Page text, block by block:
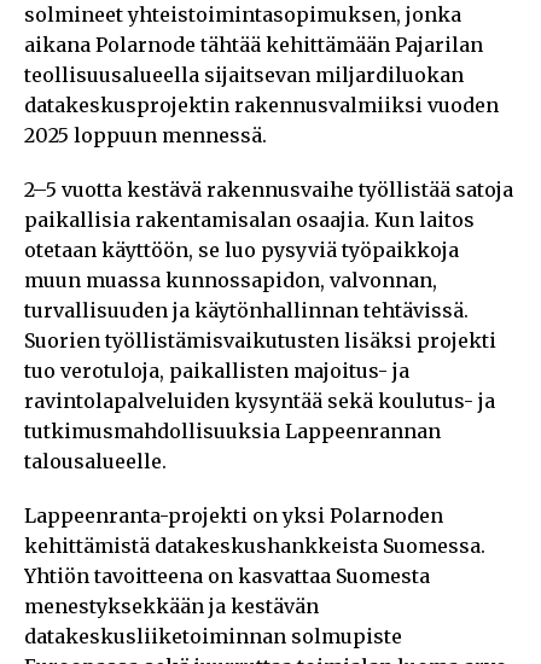
solmineet yhteistoimintasopimuksen, jonka
aikana Polarnode tähtää kehittämään Pajarilan
teollisuusalueella sijaitsevan miljardiluokan
datakeskusprojektin rakennusvalmiiksi vuoden
2025 loppuun mennessä.
2–5 vuotta kestävä rakennusvaihe työllistää satoja
paikallisia rakentamisalan osaajia. Kun laitos
otetaan käyttöön, se luo pysyviä työpaikkoja
muun muassa kunnossapidon, valvonnan,
turvallisuuden ja käytönhallinnan tehtävissä.
Suorien työllistämisvaikutusten lisäksi projekti
tuo verotuloja, paikallisten majoitus- ja
ravintolapalveluiden kysyntää sekä koulutus- ja
tutkimusmahdollisuuksia Lappeenrannan
talousalueelle.
Lappeenranta-projekti on yksi Polarnoden
kehittämistä datakeskushankkeista Suomessa.
Yhtiön tavoitteena on kasvattaa Suomesta
menestyksekkään ja kestävän
datakeskusliiketoiminnan solmupiste